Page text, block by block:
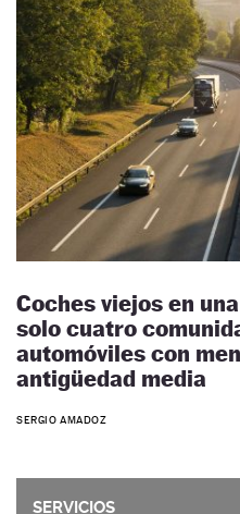
Coches viejos en
solo cuatro
automóviles con
antigüedad media
SERGIO AMADOZ